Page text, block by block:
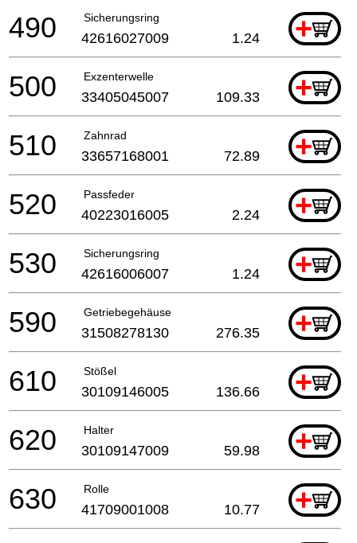
Sicherungsring +
490 42616027009 1.24
Exzenterwelle +
500 33405045007 109.33
Zahnrad +
510 33657168001 72.89
Passfeder +
520 40223016005 2.24
Sicherungsring +
530 42616006007 1.24
Getriebegehäuse +
590 31508278130 276.35
Stößel +
610 30109146005 136.66
Halter +
620 30109147009 59.98
Rolle +
630 41709001008 10.77